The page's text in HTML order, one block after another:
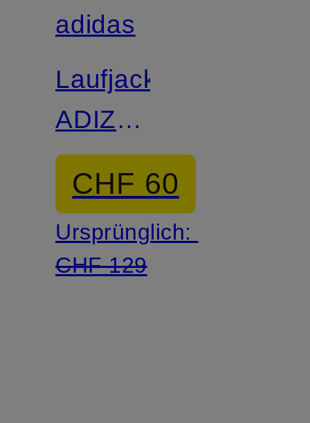
adidas
Laufjacke
ADIZERO
ARCHIVE
CHF 60
Ursprünglich:
CHF 129